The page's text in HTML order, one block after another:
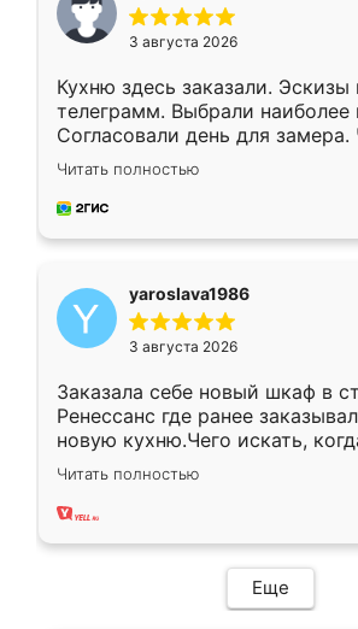
3 августа 2026
Кухню здесь заказали. Эскизы
телеграмм. Выбрали
Согласовали день для замера.
недели кухня была уже готова.
довольны работой. Спасибо
мебель за качественную работу!
Читать полностью
yaroslava1986
3 августа 2026
Заказала себе новый шкаф в
Ренессанс где ранее
новую кухню.Чего искать,
вполне довольна. Служит
два года, нареканий нет.
Читать полностью
Еще